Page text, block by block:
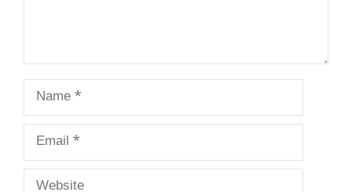
Name
Email
Website